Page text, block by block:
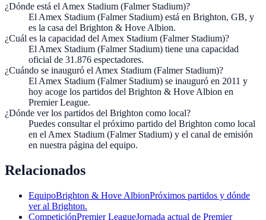
¿Dónde está el Amex Stadium (Falmer Stadium)?
El Amex Stadium (Falmer Stadium) está en Brighton, GB, y
es la casa del Brighton & Hove Albion.
¿Cuál es la capacidad del Amex Stadium (Falmer Stadium)?
El Amex Stadium (Falmer Stadium) tiene una capacidad
oficial de 31.876 espectadores.
¿Cuándo se inauguró el Amex Stadium (Falmer Stadium)?
El Amex Stadium (Falmer Stadium) se inauguró en 2011 y
hoy acoge los partidos del Brighton & Hove Albion en
Premier League.
¿Dónde ver los partidos del Brighton como local?
Puedes consultar el próximo partido del Brighton como local
en el Amex Stadium (Falmer Stadium) y el canal de emisión
en nuestra página del equipo.
Relacionados
EquipoBrighton & Hove AlbionPróximos partidos y dónde
ver al Brighton.
CompeticiónPremier LeagueJornada actual de Premier